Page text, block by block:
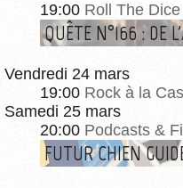
19:00 Roll The Dice
QUÊTE N°166 : DE
Vendredi 24 mars
19:00 Rock à la
Samedi 25 mars
20:00 Podcasts &
FUTUR CHIEN